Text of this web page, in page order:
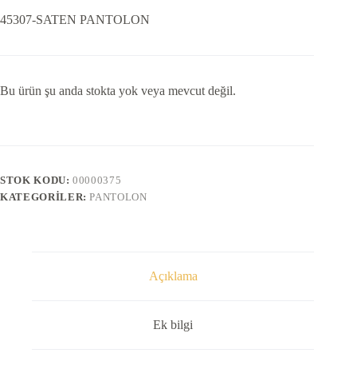
45307-SATEN PANTOLON
Bu ürün şu anda stokta yok veya mevcut değil.
STOK KODU:00000375
KATEGORILER:PANTOLON
Açıklama
Ek bilgi